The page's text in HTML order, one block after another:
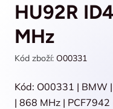
HU92R
MHz
Kód zboží: O00331
Kód: O00331 | BMW
| 868 MHz | PCF7942